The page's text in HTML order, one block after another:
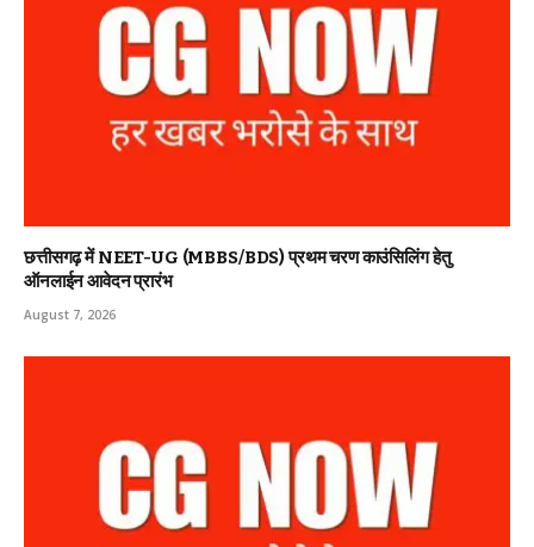
छत्तीसगढ़ में NEET-UG (MBBS/BDS) प्रथम चरण काउंसिलिंग हेतु
ऑनलाईन आवेदन प्रारंभ
August 7, 2026